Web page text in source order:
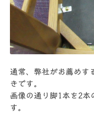
通常、弊社がお薦めす
きです。
画像の通り脚1本を2本
す。